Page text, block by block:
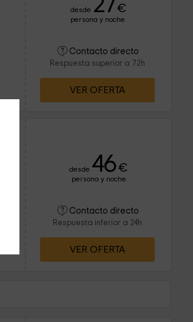
desde 27€
persona y noche
Contacto directo
Respuesta superior a 72h
VER OFERTA
desde 46 €
persona y noche
Contacto directo
Respuesta inferior a 24h
VER OFERTA